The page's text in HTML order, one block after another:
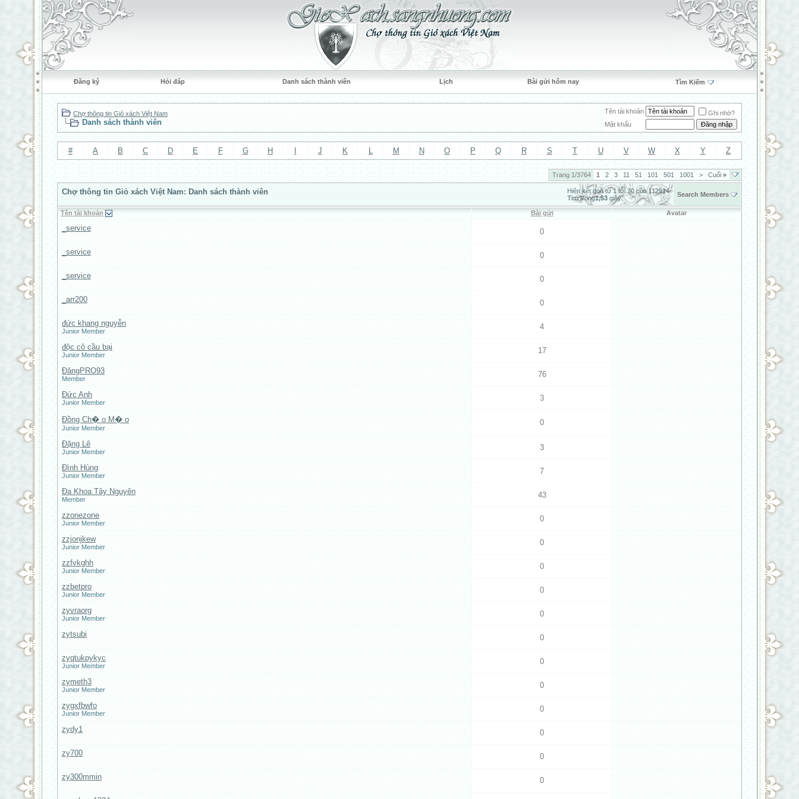
Đăng ký Hỏi đáp Danh sách thành viên Lịch Bài gửi hôm nay Tìm Kiếm
Chợ thông tin Giỏ xách Việt Nam
Danh sách thành viên
Tên tài khoản
Ghi nhớ?
Mật khẩu
# A B C D E F G H J K L M N O P Q R S T U V W X Y Z
Trang 1/3764 1 2 3 11 51 101 501 1001 > Cuối »
Hiện kết quả từ 1 tới 30 của 112914
Tìm trong1,53 giây.
Chợ thông tin Giỏ xách Việt Nam: Danh sách thành viên Search Members
Tên tài khoản Bài gửi Avatar
_service 0
_service 0
_service 0
_arr200 0
đức khang nguyễn
Junior Member 4
độc cô cầu bại
Junior Member 17
ĐăngPRO93
Member 76
Đức Anh
Junior Member 3
Đồng Ch� o M� o
Junior Member
0
Đặng Lê
Junior Member 3
Đình Hùng
Junior Member 7
Đa Khoa Tây Nguyên
Member 43
zzonezone
Junior Member 0
zzjonjkew
Junior Member 0
zzfvkghh
Junior Member 0
zzbetpro
Junior Member 0
zyvraorg
Junior Member 0
zytsubi 0
zyqtukpykyc
Junior Member 0
zymeth3
Junior Member 0
zygxfbwfo
Junior Member 0
zydy1 0
zy700 0
zy300mmin 0